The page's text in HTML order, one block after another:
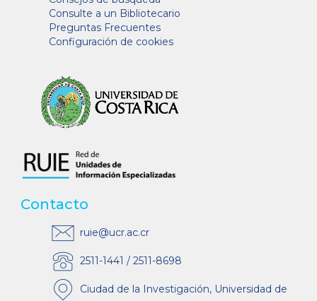
Consulte a un Bibliotecario
Preguntas Frecuentes
Configuración de cookies
Contacto
ruie@ucr.ac.cr
2511-1441 / 2511-8698
Ciudad de la Investigación, Universidad de